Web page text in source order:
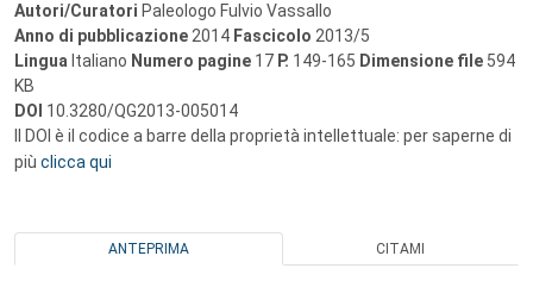
Autori/Curatori Paleologo Fulvio Vassallo
Anno di pubblicazione 2014 Fascicolo 2013/5
Lingua Italiano Numero pagine 17 P. 149-165 Dimensione file 594
KB
DOI 10.3280/QG2013-005014
Il DOI è il codice a barre della proprietà intellettuale: per saperne di
più clicca qui
ANTEPRIMA CITAMI